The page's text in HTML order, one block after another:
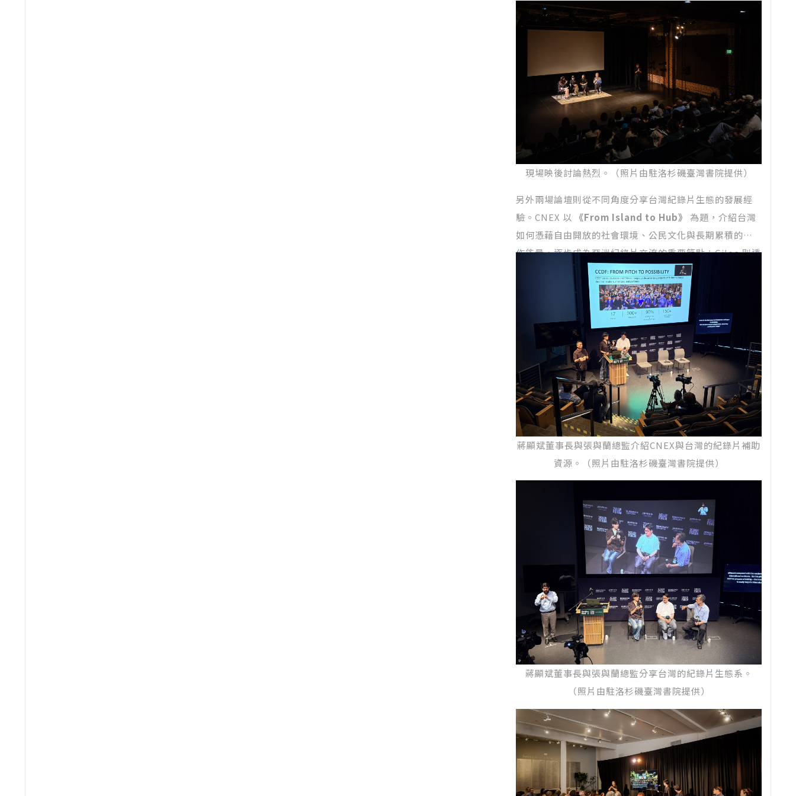
現場映後討論熱烈。（照片由駐洛杉磯臺灣書院提供）
另外兩場論壇則從不同角度分享台灣紀錄片生態的發展經
驗。CNEX 以
《From Island to Hub》
為題，介紹台灣
如何憑藉自由開放的社會環境、公民文化與長期累積的創
作能量，逐步成為亞洲紀錄片交流的重要節點；Giloo 則透
《Beyond Festivals and Streamers》
多元發行、影響力推廣與觀眾培養上的實踐，與國際工作
者共同討論紀錄片在快速變動的媒體環境中如何持續觸及
觀眾、創造公共影響力。
蔣顯斌董事長與張與蘭總監介紹CNEX與台灣的紀錄片補助
資源。（照片由駐洛杉磯臺灣書院提供）
蔣顯斌董事長與張與蘭總監分享台灣的紀錄片生態系。
（照片由駐洛杉磯臺灣書院提供）